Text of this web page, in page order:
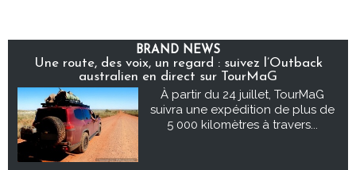
BRAND NEWS
Une route, des voix, un regard : suivez l’Outback
australien en direct sur TourMaG
À partir du 24 juillet, TourMaG
suivra une expédition de plus de
5 000 kilomètres à travers...